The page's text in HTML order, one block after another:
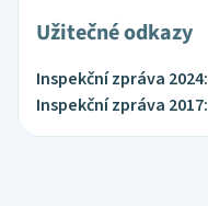
Užitečné odkazy
Inspekční zpráva 2024:
Inspekční zpráva 2017: